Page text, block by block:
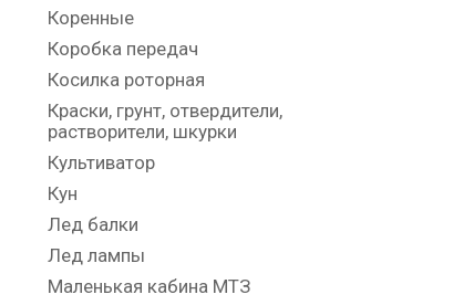
Коренные
Коробка передач
Косилка роторная
Краски, грунт, отвердители,
растворители, шкурки
Культиватор
Кун
Лед балки
Лед лампы
Маленькая кабина МТЗ